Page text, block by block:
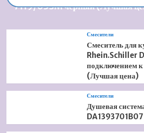
(без
7119/03SM черный (Лучшая
Смесители
Смеситель для
Rhein.Schiller
подключением
(Лучшая цена)
Смесители
Душевая